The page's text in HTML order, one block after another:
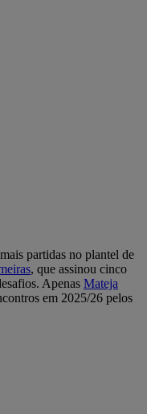
partidas no plantel de
, que assinou cinco
Apenas Mateja
em 2025/26 pelos